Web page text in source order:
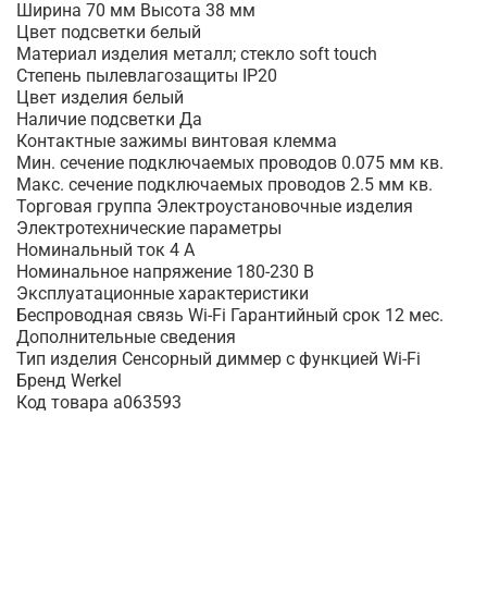
Ширина 70 мм Высота 38 мм
Цвет подсветки белый
Материал изделия металл; стекло soft touch
Степень пылевлагозащиты IP20
Цвет изделия белый
Наличие подсветки Да
Контактные зажимы винтовая клемма
Мин. сечение подключаемых проводов 0.075 мм кв.
Макс. сечение подключаемых проводов 2.5 мм кв.
Торговая группа Электроустановочные изделия
Электротехнические параметры
Номинальный ток 4 А
Номинальное напряжение 180-230 В
Эксплуатационные характеристики
Беспроводная связь Wi-Fi Гарантийный срок 12 мес.
Дополнительные сведения
Тип изделия Сенсорный диммер с функцией Wi-Fi
Бренд Werkel
Код товара a063593